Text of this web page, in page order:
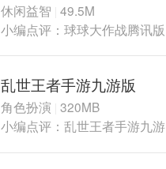
休闲益智 49.5M
小编点评：球球大作战腾讯版
乱世王者手游九游版
角色扮演 320MB
小编点评：乱世王者手游九游